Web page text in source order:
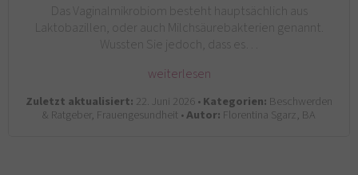
Das Vaginalmikrobiom besteht hauptsächlich aus
Laktobazillen, oder auch Milchsäurebakterien genannt.
Wussten Sie jedoch, dass es…
weiterlesen
Zuletzt aktualisiert: 22. Juni 2026 •Kategorien: Beschwerden
& Ratgeber, Frauengesundheit •Autor: Florentina Sgarz, BA